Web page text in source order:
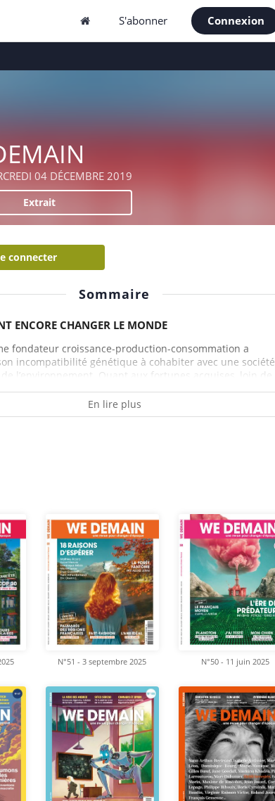
S'abonner Connexion
04 DÉCEMBRE 2019
Extrait
connecter
Sommaire
ENCORE CHANGER LE MONDE
fondateur croissance-production-consommation a
incompatibilité génétique à cohabiter avec une société
de l’environnement. Quant aux fortunes acquises, loin de...
En lire plus
N°51 - 3 septembre 2025 N°50 - 11 juin 2025